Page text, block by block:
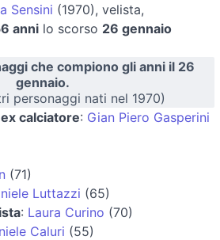
Sensini (1970), velista,
anni lo scorso 26 gennaio
che compiono gli anni il 26
gennaio.
personaggi nati nel 1970)
calciatore: Gian Piero Gasperini
(71)
Luttazzi (65)
: Laura Curino (70)
Caluri (55)